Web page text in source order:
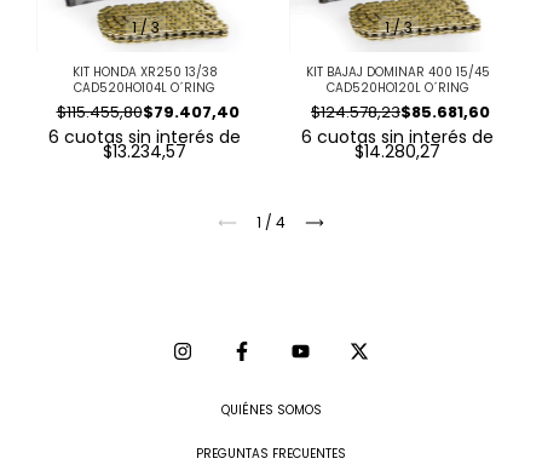
1/3
KIT HONDA XR250 13/38
CAD520HO104L O´RING
$79.407,40
$115.455,80
6 cuotas sin interés de
$13.234,57
1/3
KIT BAJAJ DOMINAR 400 15/45
CAD520HO120L O´RING
$85.681,60
$124.578,23
6 cuotas sin interés de
$14.280,27
1 / 4
QUIÉNES SOMOS
PREGUNTAS FRECUENTES